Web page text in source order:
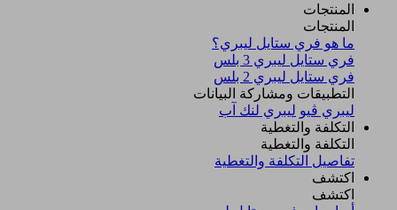
المنتجات
المنتجات
ما هو فري ستايل ليبري؟
فري ستايل ليبري 3 بلس​
فري ستايل ليبري 2 بلس​
التطبيقات ومشاركة البيانات
ليبري ڤيو ليبري لنك آب
التكلفة والتغطية
التكلفة والتغطية
تفاصيل التكلفة والتغطية
اكتشف​
اكتشف​